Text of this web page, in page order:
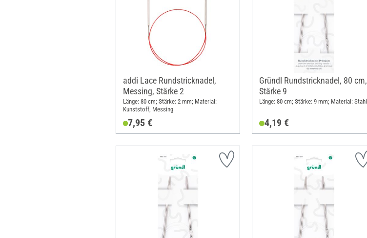
addi Lace Rundstricknadel,
Messing, Stärke 2
Länge: 80 cm; Stärke: 2 mm; Material:
Kunststoff, Messing
7,95 €
Gründl Rundstricknadel, 80 cm,
Stärke 9
Länge: 80 cm; Stärke: 9 mm; Material: Stahl
4,19 €